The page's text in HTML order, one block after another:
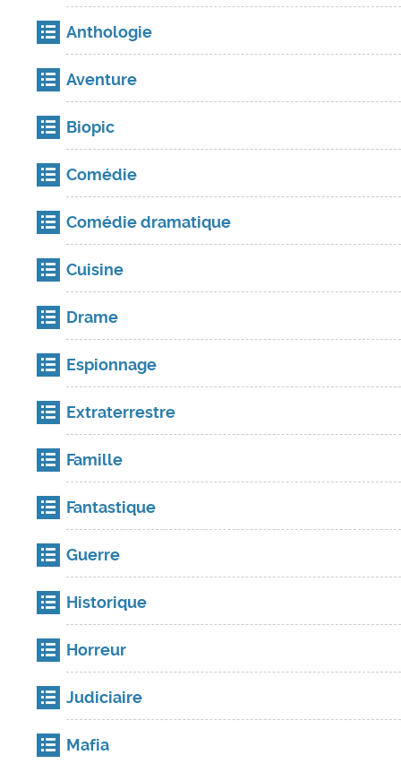
Anthologie
Aventure
Biopic
Comédie
Comédie dramatique
Cuisine
Drame
Espionnage
Extraterrestre
Famille
Fantastique
Guerre
Historique
Horreur
Judiciaire
Mafia